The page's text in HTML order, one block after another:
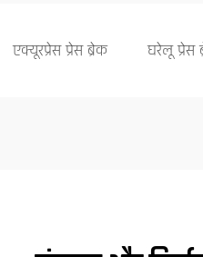
एक्यूरप्रेस प्रेस ब्रेक घरेलू प्रेस